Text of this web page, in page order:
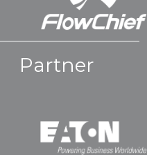
Partner